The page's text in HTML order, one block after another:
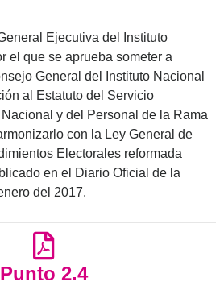
Ejecutiva del Instituto
el que se aprueba someter a
General del Instituto Nacional
al Estatuto del Servicio
y del Personal de la Rama
con la Ley General de
Electorales reformada
en el Diario Oficial de la
del 2017.
Punto 2.4